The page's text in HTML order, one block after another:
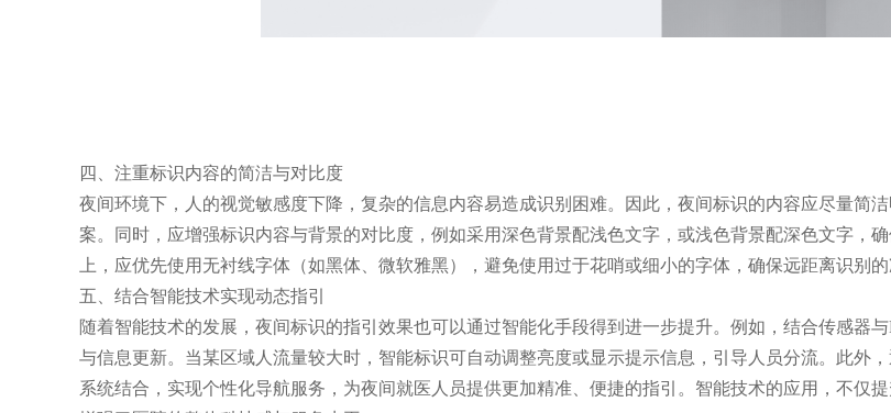
四、注重标识内容的简洁与对比度
夜间环境下，人的视觉敏感度下降，复杂的信息内容易造成识别困难。因此，夜间标识的内容应尽量简
案。同时，应增强标识内容与背景的对比度，例如采用深色背景配浅色文字，或浅色背景配深色文字，
上，应优先使用无衬线字体（如黑体、微软雅黑），避免使用过于花哨或细小的字体，确保远距离识别的
五、结合智能技术实现动态指引
随着智能技术的发展，夜间标识的指引效果也可以通过智能化手段得到进一步提升。例如，结合传感器与
与信息更新。当某区域人流量较大时，智能标识可自动调整亮度或显示提示信息，引导人员分流。此外
系统结合，实现个性化导航服务，为夜间就医人员提供更加精准、便捷的指引。智能技术的应用，不仅